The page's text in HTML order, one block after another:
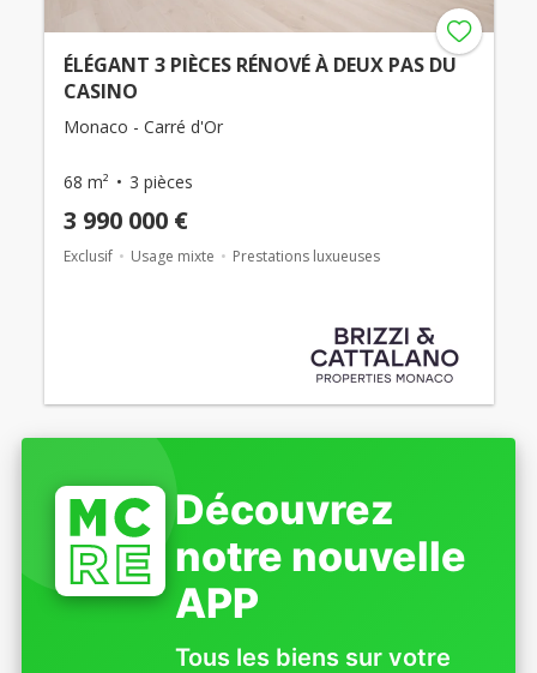
ÉLÉGANT 3 PIÈCES RÉNOVÉ À DEUX PAS DU
CASINO
Monaco - Carré d'Or
68 m² 3 pièces
3 990 000 €
Exclusif Usage mixte Prestations luxueuses
Découvrez
notre nouvelle
APP
Tous les biens sur votre